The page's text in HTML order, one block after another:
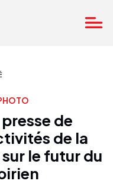
de
de la
le futur du